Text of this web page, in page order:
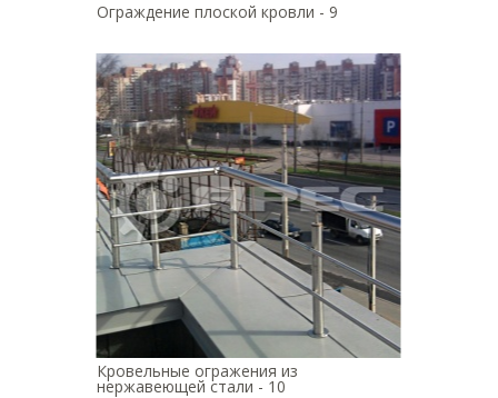
Ограждение плоской кровли - 9
Кровельные огражения из
нержавеющей стали - 10